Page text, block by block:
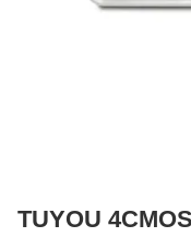
TUYOU